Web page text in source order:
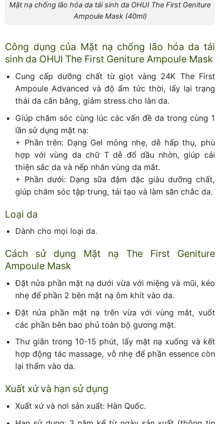
Mặt nạ chống lão hóa da tái sinh da OHUI The First Geniture
Ampoule Mask (40ml)
Công dụng của Mặt nạ chống lão hóa da tái
sinh da OHUI The First Geniture Ampoule Mask
Cung cấp dưỡng chất từ giọt vàng 24K The First
Ampoule Advanced và độ ẩm tức thời, lấy lại trạng
thái da cân bằng, giảm stress cho làn da.
Giúp chăm sóc cùng lúc các vấn đề da trong cùng 1
lần sử dụng mặt nạ:
+ Phần trên: Dạng Gel mỏng nhẹ, dễ hấp thụ, phù
hợp với vùng da chữ T dễ đổ dầu nhờn, giúp cải
thiện sắc da và nếp nhăn vùng da mắt.
+ Phần dưới: Dạng sữa đậm đặc giàu dưỡng chất,
giúp chăm sóc tập trung, tái tạo và làm săn chắc da.
Loại da
Dành cho mọi loại da.
Cách sử dụng Mặt nạ The First Geniture
Ampoule Mask
Đặt nửa phần mặt nạ dưới vừa với miệng và mũi, kéo
nhẹ để phần 2 bên mặt nạ ôm khít vào da.
Đặt nửa phần mặt nạ trên vừa với vùng mắt, vuốt
các phần bên bao phủ toàn bộ gương mặt.
Thư giãn trong 10-15 phút, lấy mặt nạ xuống và kết
hợp động tác massage, vỗ nhẹ để phần essence còn
lại thẩm vào da.
Xuất xứ và hạn sử dụng
Xuất xứ và nơi sản xuất: Hàn Quốc.